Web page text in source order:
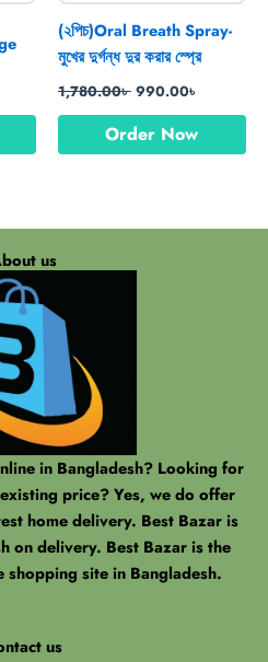
(২পিচ)Oral Breath Spray-
মুখের দুর্গন্ধ দুর করার স্প্রে
1,780.00৳ 990.00৳
Order Now
us
in Bangladesh? Looking for
price? Yes, we do offer
home delivery. Best Bazar is
on delivery. Best Bazar is the
shopping site in Bangladesh.
us